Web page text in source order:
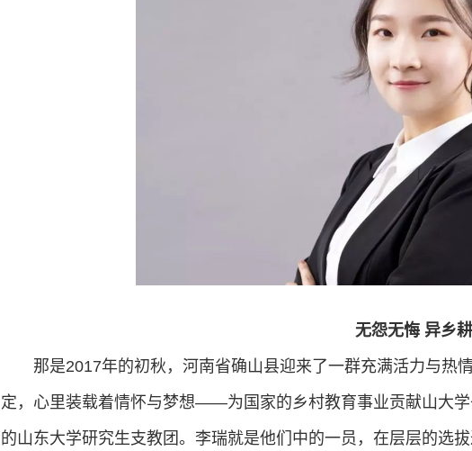
无怨无悔 异乡
那是2017年的初秋，河南省确山县迎来了一群充满活力与热
定，心里装载着情怀与梦想——为国家的乡村教育事业贡献山大
的山东大学研究生支教团。李瑞就是他们中的一员，在层层的选